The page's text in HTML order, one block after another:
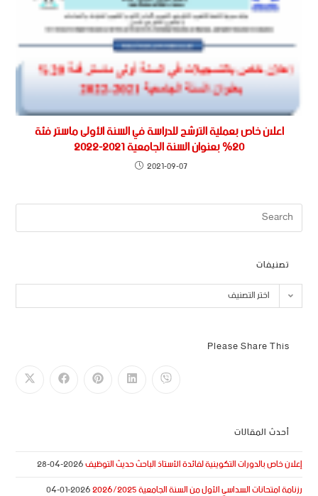
اعلان خاص بعملية الترشح للدراسة في السنة الأولى ماستر فئة
20% بعنوان السنة الجامعية 2021-2022
2021-09-07
تصنيفات
اختر التصنيف
Please Share This
أحدث المقالات
إعلان خاص بالدورات التكوينية لفائدة الأستاذ الباحث حديث التوظيف2026-04-28
رزنامة امتحانات السداسي الأول من السنة الجامعية 2026/2025
2026-01-04